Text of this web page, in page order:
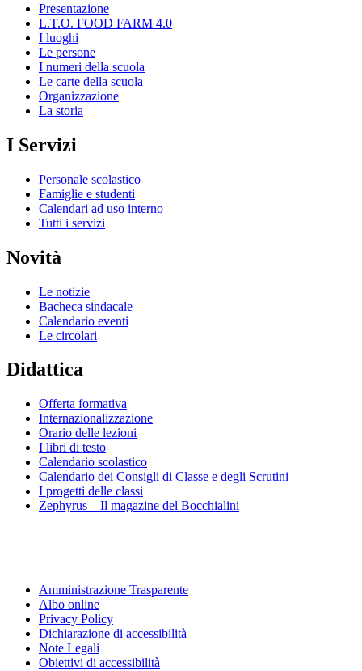
Presentazione
L.T.O. FOOD FARM 4.0
I luoghi
Le persone
I numeri della scuola
Le carte della scuola
Organizzazione
La storia
I Servizi
Personale scolastico
Famiglie e studenti
Calendari ad uso interno
Tutti i servizi
Novità
Le notizie
Bacheca sindacale
Calendario eventi
Le circolari
Didattica
Offerta formativa
Internazionalizzazione
Orario delle lezioni
I libri di testo
Calendario scolastico
Calendario dei Consigli di Classe e degli Scrutini
I progetti delle classi
Zephyrus – Il magazine del Bocchialini
Amministrazione Trasparente
Albo online
Privacy Policy
Dichiarazione di accessibilità
Note Legali
Obiettivi di accessibilità